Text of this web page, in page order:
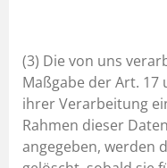
(3) Die von uns
Maßgabe der Art. 17
ihrer Verarbeitung
Rahmen dieser
angegeben, werden